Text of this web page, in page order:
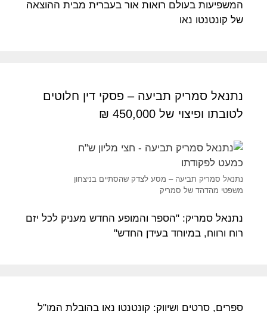
המשפיעות בעולם רואות אור בעברית מבית ההוצאה
של קונטנטו נאו
נתנאל סמריק תביעה – פסקי דין חלוטים
לטובתו ופיצוי של 450,000 ₪
נתנאל סמריק תביעה – מסע לצדק שהסתיים בניצחון
משפטי מהדהד של סמריק
נתנאל סמריק: "הספר והמופע החדש מעניק לכל יזם
רוח ורווח, במיוחד בעידן החדש"
ספרים, סרטים ושיווק: קונטנטו נאו בהובלת המו"ל